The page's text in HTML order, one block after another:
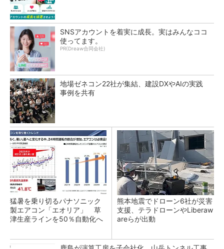
SNSアカウントを着実に成長。実はみんなココ
使ってます。
PR(Dreaw合同会社)
地場ゼネコン22社が集結、建設DXやAIの実践
事例を共有
猛暑を乗り切るパナソニック
製エアコン「エオリア」 草
津生産ラインを50％自動化へ
熊本地震でドローン6社が災害
支援、テラドローンやLiberaw
areらが出動